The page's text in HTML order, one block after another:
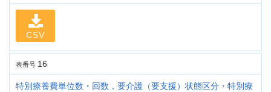
CSV
表番号 16
特別療養費単位数・回数，要介護（要支援）状態区分・特別療